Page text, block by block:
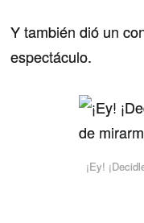
Y también dió un
espectáculo.
¡Ey!